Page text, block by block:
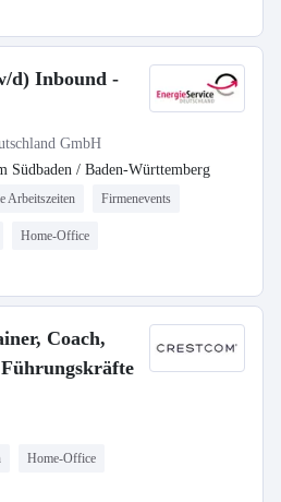
d) Inbound -
GmbH
Südbaden / Baden-Württemberg
Arbeitszeiten Firmenevents
Home-Office
Coach,
Home-Office